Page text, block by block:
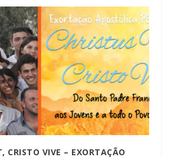
CRISTO VIVE – EXORTAÇÃO